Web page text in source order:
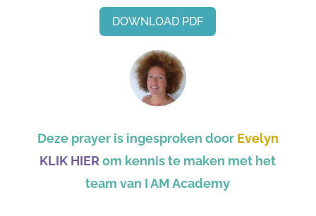
DOWNLOAD PDF
Deze prayer is ingesproken door Evelyn
KLIK HIER om kennis te maken met het
team van I AM Academy